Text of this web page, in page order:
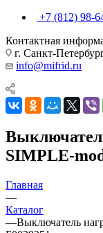
+7 (812) 98-
Контактная
г. Санкт-
info@mifrid.ru
SIMPLE-
Главная
—
Каталог
—Выключатель